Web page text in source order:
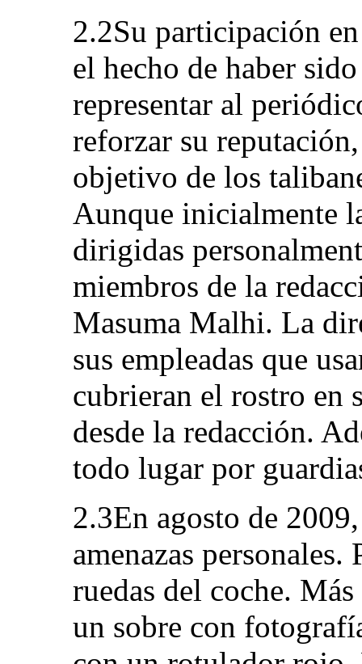
2.2Su participación
el hecho de haber
representar al
reforzar su
objetivo de los
Aunque inicialmente
dirigidas
miembros de la
Masuma Malhi. La
sus empleadas que
cubrieran el rostro en
desde la redacción.
todo lugar por
2.3En agosto de
amenazas
ruedas del coche.
un sobre con